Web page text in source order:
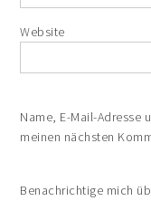
Website
Name, E-Mail-Adresse
meinen nächsten
Benachrichtige mich